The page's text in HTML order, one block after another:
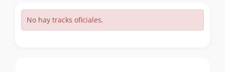
No hay tracks oficiales.